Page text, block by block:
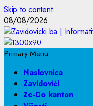
Skip to content
08/08/2026
Primary Menu
Naslovnica
Zavidovići
Ze-Do kanton